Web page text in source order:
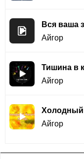
Вся ваша
Айгор
Тишина в
Айгор
Айгор